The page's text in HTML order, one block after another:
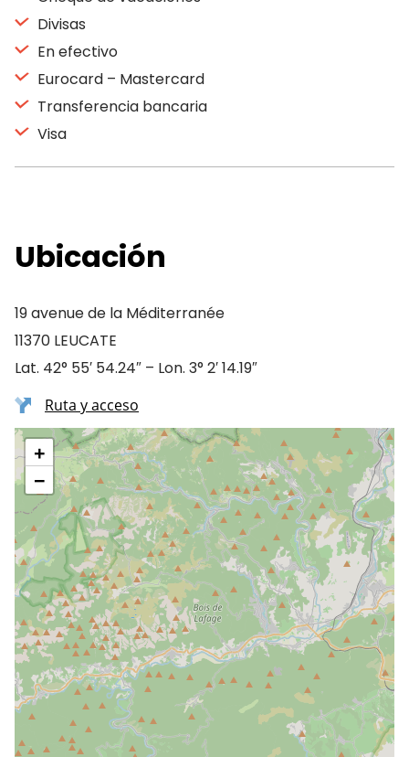
Divisas
En efectivo
Eurocard – Mastercard
Transferencia bancaria
Visa
Ubicación
19 avenue de la Méditerranée
11370 LEUCATE
Lat. 42° 55′ 54.24″ – Lon. 3° 2′ 14.19″
Ruta y acceso
+
−